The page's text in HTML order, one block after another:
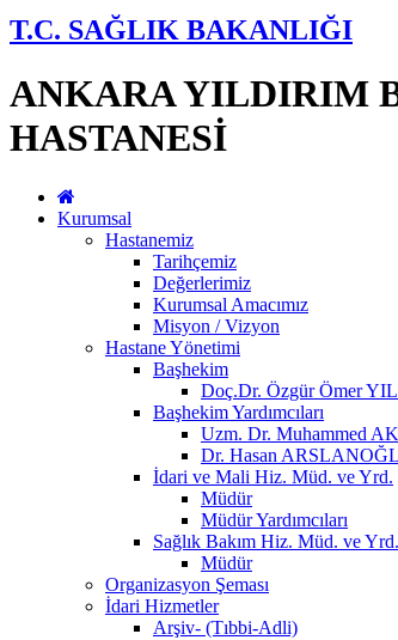
T.C. SAĞLIK BAKANLIĞI
ANKARA YILDIRIM
HASTANESİ
Kurumsal
Hastanemiz
Tarihçemiz
Değerlerimiz
Kurumsal Amacımız
Misyon / Vizyon
Hastane Yönetimi
Başhekim
Doç.Dr. Özgür Ömer
Başhekim Yardımcıları
Uzm. Dr. Muhammed
Dr. Hasan
İdari ve Mali Hiz. Müd. ve Yrd.
Müdür
Müdür Yardımcıları
Sağlık Bakım Hiz. Müd. ve Yrd.
Müdür
Organizasyon Şeması
İdari Hizmetler
Arşiv- (Tıbbi-Adli)